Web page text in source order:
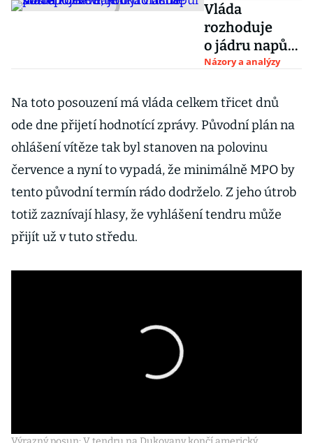
Vláda
rozhoduje
o jádru napůl
naslepo. Neví,
stát a kolik
reaktorů
vlastně
potřebuje
Názory a analýzy
Na toto posouzení má vláda celkem třicet dnů
ode dne přijetí hodnotící zprávy. Původní plán na
ohlášení vítěze tak byl stanoven na polovinu
července a nyní to vypadá, že minimálně MPO by
tento původní termín rádo dodrželo. Z jeho útrob
totiž zaznívají hlasy, že vyhlášení tendru může
přijít už v tuto středu.